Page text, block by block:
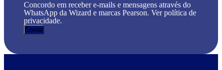
Concordo em receber e-mails e mensagens através do
WhatsApp da Wizard e marcas Pearson. Ver política de
privacidade.